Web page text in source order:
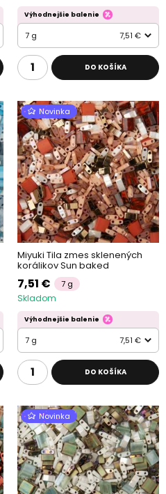
Výhodnejšie balenie
7 g 7,51 €
DO KOŠÍKA
Novinka
Miyuki Tila zmes sklenených
korálikov Sun baked
7,51 € 7 g
Skladom
Výhodnejšie balenie
7 g 7,51 €
DO KOŠÍKA
Novinka